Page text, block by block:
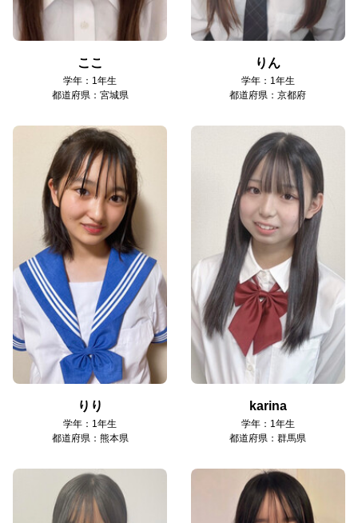
ここ
学年：1年生
都道府県：宮城県
りん
学年：1年生
都道府県：京都府
りり
学年：1年生
都道府県：熊本県
karina
学年：1年生
都道府県：群馬県